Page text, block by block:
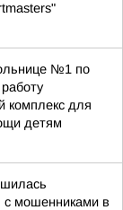
№1 по
комплекс для
детям
с мошенниками в